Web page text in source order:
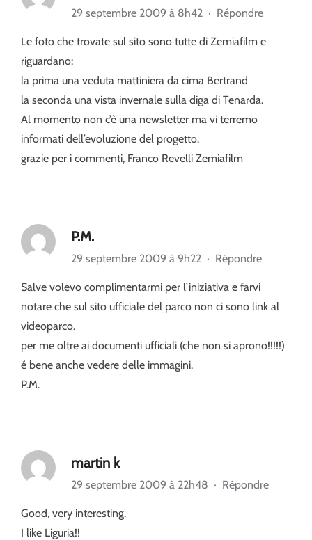
29 septembre 2009 à 8h42 · Répondre
Le foto che trovate sul sito sono tutte di Zemiafilm e
riguardano:
la prima una veduta mattiniera da cima Bertrand
la seconda una vista invernale sulla diga di Tenarda.
Al momento non c’è una newsletter ma vi terremo
informati dell’evoluzione del progetto.
grazie per i commenti, Franco Revelli Zemiafilm
P.M.
29 septembre 2009 à 9h22 · Répondre
Salve volevo complimentarmi per l’iniziativa e farvi
notare che sul sito ufficiale del parco non ci sono link al
videoparco.
per me oltre ai documenti ufficiali (che non si aprono!!!!!)
é bene anche vedere delle immagini.
P.M.
martin k
29 septembre 2009 à 22h48 · Répondre
Good, very interesting.
I like Liguria!!